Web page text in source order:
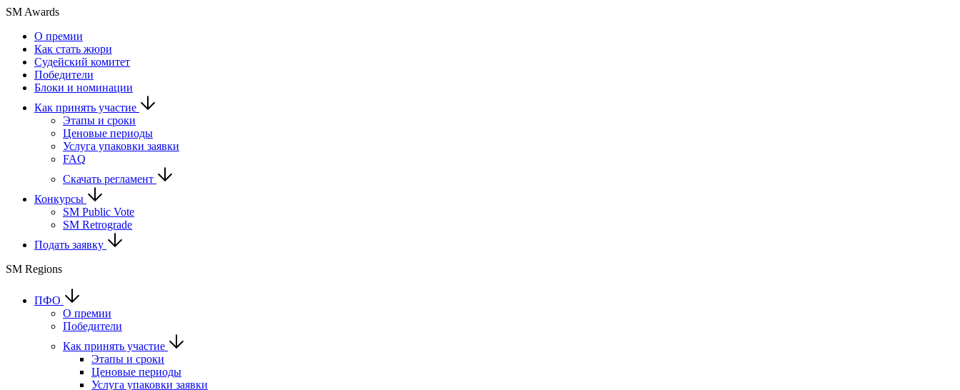
SM Awards
О премии
Как стать жюри
Судейский комитет
Победители
Блоки и номинации
Как принять участие
Этапы и сроки
Ценовые периоды
Услуга упаковки заявки
FAQ
Скачать регламент
Конкурсы
SM Public Vote
SM Retrograde
Подать заявку
SM Regions
ПФО
О премии
Победители
Как принять участие
Этапы и сроки
Ценовые периоды
Услуга упаковки заявки